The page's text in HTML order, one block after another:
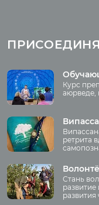
Аудио отзывы о
О нас
Преподаватели
Регионы
Ваша помощь
Принять участие
Волонтёрство
Курс
аюрведе,
ретрита
Стань